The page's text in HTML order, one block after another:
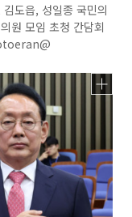
도읍, 성일종 국민의
원 모임 초청 간담회